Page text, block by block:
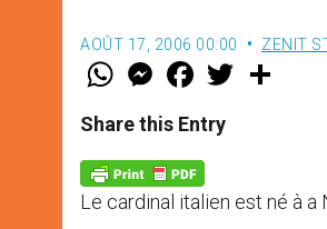
AOÛT 17, 2006 00:00 ZENIT
W
t
s
p
p
M
e
s
e
g
e
r
F
a
e
b
k
w
Share this Entry
Le cardinal italien est né à a